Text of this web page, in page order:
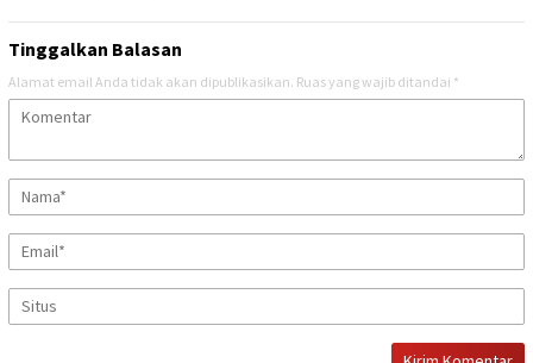
Tinggalkan Balasan
Alamat email Anda tidak akan dipublikasikan. Ruas yang wajib ditandai *